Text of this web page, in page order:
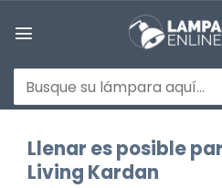
Buscar
por:
Llenar es posible
Living Kardan